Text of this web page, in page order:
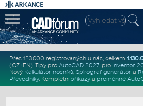
Přes 123.000 registrovaných u nás, celkem
(CZ+EN). Tipy pro AutoCAD 2027, pro Inventor
Nový Kalkulátor nosníků, Spirograf generátor a
Převodníky. Kompletní příkazya proměnné